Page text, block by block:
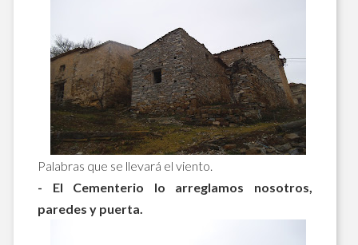
Palabras que se llevará el viento.
- El Cementerio lo arreglamos nosotros,
paredes y puerta.